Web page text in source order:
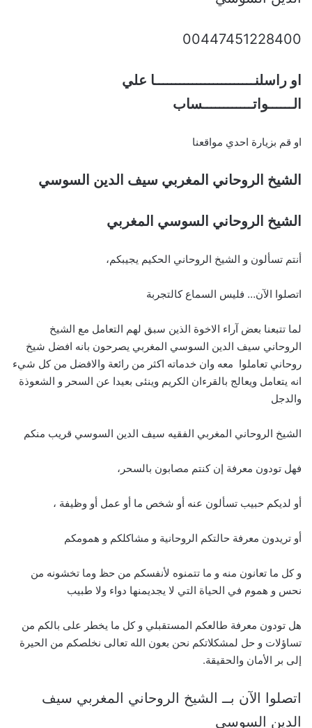
00447451228400
او راسلنــــــــــــــــــــــــا علي
الــــــواتــــــــــــساب
او قم بزيارة احدي مواقعنا
الشيخ الروحاني المغربي سيف الدين السوسي
الشيخ الروحاني السوسي المغربي
أنتم تسألون و الشيخ الروحاني الحكيم يجيبكم،
اتصلوا الآن… فليس السماع كالتجربة
لما تتبعنا بعض آراء الاخوة الذين سبق لهم التعامل مع الشيخ
الروحاني سيف الدين السوسي المغربي يصرحون بانه افضل شيخ
روحاني تعاملوا معه وان خدماته اكثر من رائعة والافضل من كل شيء
انه يتعامل ويعالج بالقرءان الكريم وينئى بعيدا عن السحر و الشعوذة
والدجل
الشيخ الروحاني المغربي الفقيه سيف الدين السوسي قريب منكم
فهل تودون معرفة إن كنتم مصابون بالسحر،
أو لديكم حبيب تسألون عنه أو شخص ما أو عمل أو وظيفة ،
أو تريدون معرفة حالتكم الروحانية و مشاكلكم و همومكم
و كل ما تعانون منه و ما تتمنوه لأنفسكم من حظ وما تخشونه من
نحس و هموم في الحياة التي لا يجديمنها دواء ولا طبيب
هل تودون معرفة طالعكم المستقبلي و كل ما يخطر على بالكم من
تساؤلات و حل لمشكلاتكم نحن بعون الله تعالى نخلصكم من الحيرة
إلى بر الأمان والحقيقة.
اتصلوا الآن بــ الشيخ الروحاني المغربي سيف
الدين السوسي